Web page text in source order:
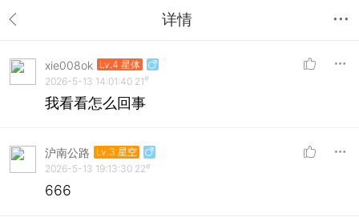
详情
xie008ok Lv.4 星体
2026-5-13 14:01:40 21#
我看看怎么回事
沪南公路
Lv.3 星空
2026-5-13 19:13:30 22#
666